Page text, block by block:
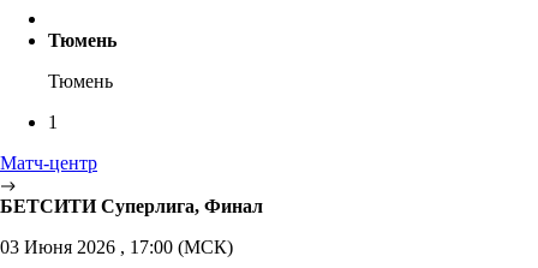
Тюмень
Тюмень
1
Матч-центр
БЕТСИТИ Суперлига, Финал
03 Июня 2026 , 17:00 (МСК)